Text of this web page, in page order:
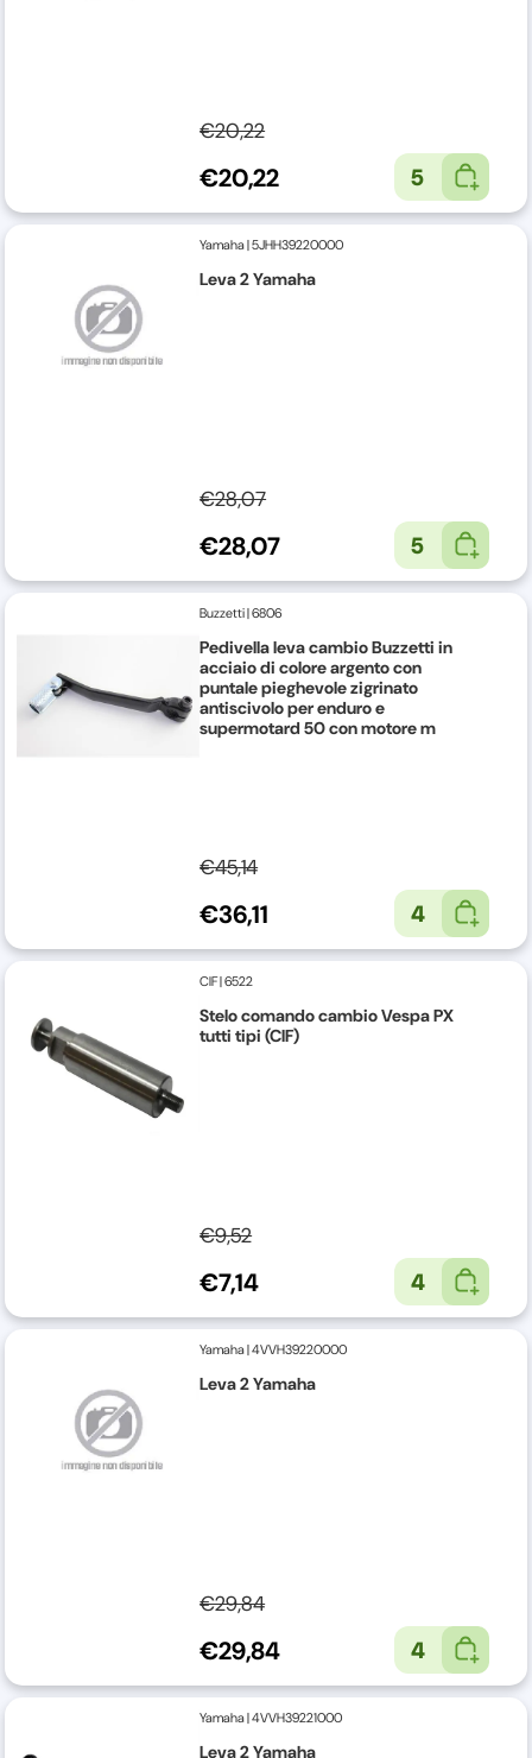
€20,22
€20,22 5
Yamaha|5JHH39220000
Leva 2 Yamaha
€28,07
€28,07 5
Buzzetti|6806
Pedivella leva cambio Buzzetti in
acciaio di colore argento con
puntale pieghevole zigrinato
antiscivolo per enduro e
supermotard 50 con motore m
€45,14
€36,11 4
CIF|6522
Stelo comando cambio Vespa PX
tutti tipi (CIF)
€9,52
€7,14 4
Yamaha|4VVH39220000
Leva 2 Yamaha
€29,84
€29,84 4
Yamaha|4VVH39221000
Leva 2 Yamaha